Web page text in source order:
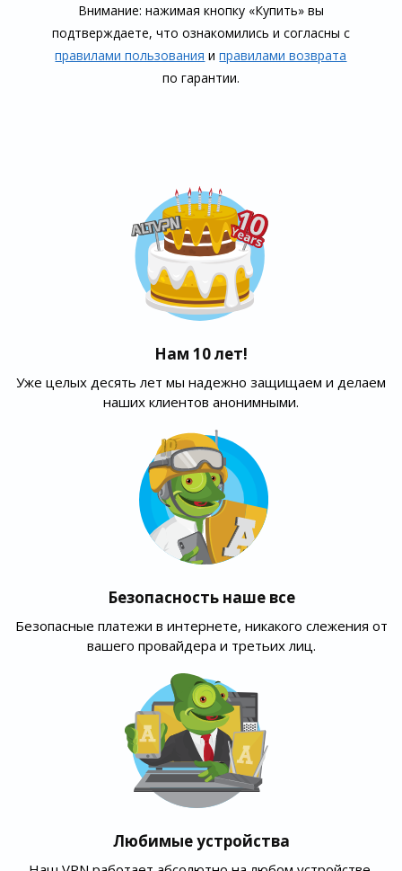
Внимание: нажимая кнопку «Купить» вы
подтверждаете, что озна­комились и согласны с
правилами пользования иправилами воз­врата
по гарантии.
Нам 10 лет!
Уже целых десять лет мы надежно защищаем и делаем
наших клиентов анонимными.
Безопасность наше все
Безопасные платежи в интернете, никакого слежения от
вашего провайдера и третьих лиц.
Любимые устройства